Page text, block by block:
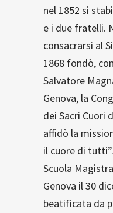
nel 1852 si
e i due fratelli.
consacrarsi al
1868 fondò,
Salvatore
Genova, la
dei Sacri Cuori
affidò la
il cuore di
Scuola
Genova il 30
beatificata da